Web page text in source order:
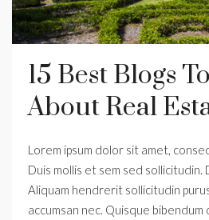
15 Best Blogs
About Real
Lorem ipsum dolor sit amet,
Duis mollis et sem sed
Aliquam hendrerit sollicitudin
accumsan nec. Quisque bibendum